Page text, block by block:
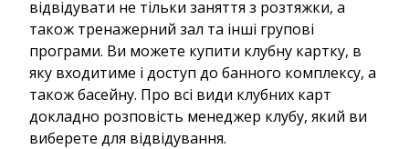
відвідувати не тільки заняття з розтяжки, а
також тренажерний зал та інші групові
програми. Ви можете купити клубну картку, в
яку входитиме і доступ до банного комплексу, а
також басейну. Про всі види клубних карт
докладно розповість менеджер клубу, який ви
виберете для відвідування.